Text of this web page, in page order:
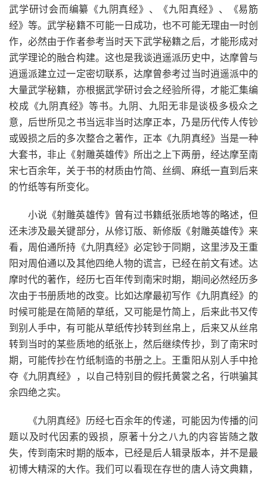
武学研讨会而编纂《九阴真经》、《九阳真经》、《易筋
经》等。武学秘籍不可能一日成功，也不可能无理由一时创
作，必然由于作者参考当时天下武学秘籍之后，才能形成对
武学理论的融合构建。这也是我谈逍遥派历史中，达摩曾与
逍遥派建立过一定密切联系，达摩曾参考过当时逍遥派中的
大量武学秘籍，亦根据武学研讨会之经验所得，才能汇集编
校成《九阴真经》等书。九阴、九阳无非是谈极多极众之
意，后世所见之书当远非当时达摩正本，乃是历代传人传钞
或毁损之后的多次整合之著作，正本《九阴真经》当是一种
大套书，非止《射雕英雄传》所出之上下两册，经达摩至南
宋七百余年，关于书的材质由竹简、丝绸、麻纸一直到后来
的竹纸等有所变化。
小说《射雕英雄传》曾有过书籍纸张质地等的略述，但
还未涉及最关键部分，从修订版、新修版《射雕英雄传》来
看，周伯通所持《九阴真经》必定钞于同期，这里涉及王重
阳对周伯通以及其他四绝人物的谎言，已经在前文有述。达
摩时代的著作，经历七百年传到南宋时期，期间必然经历多
次由于书册质地的改变。比如达摩最初写作《九阴真经》的
时候可能是在简陋的草纸，又可能是竹简上，后来此书又传
到别人手中，有可能从草纸传抄转到丝帛上，后来又从丝帛
转到当时的某些质地的纸张上，然后继续传抄，到了南宋时
期，可能传抄在竹纸制造的书册之上。王重阳从别人手中抢
夺《九阴真经》，以自己特别目的假托黄裳之名，行哄骗其
余四绝之实。
《九阴真经》历经七百余年的传递，可能因为传播的问
题以及时代因素的毁损，原著十分之八九的内容皆随之散
失，传到南宋时期的版本，已经是后人辑录版本，并不是最
初博大精深的大作。我们可以看现在存世的唐人诗文典籍，